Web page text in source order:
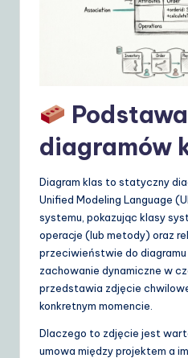
o
lu
ti
o
Podstawa
diagramów
Diagram klas to statyczny
Unified Modeling Language
systemu, pokazując klasy
operacje (lub metody) oraz
przeciwieństwie do
zachowanie dynamiczne w
przedstawia zdjęcie
konkretnym momencie.
Dlaczego to zdjęcie jest
umowa między projektem a